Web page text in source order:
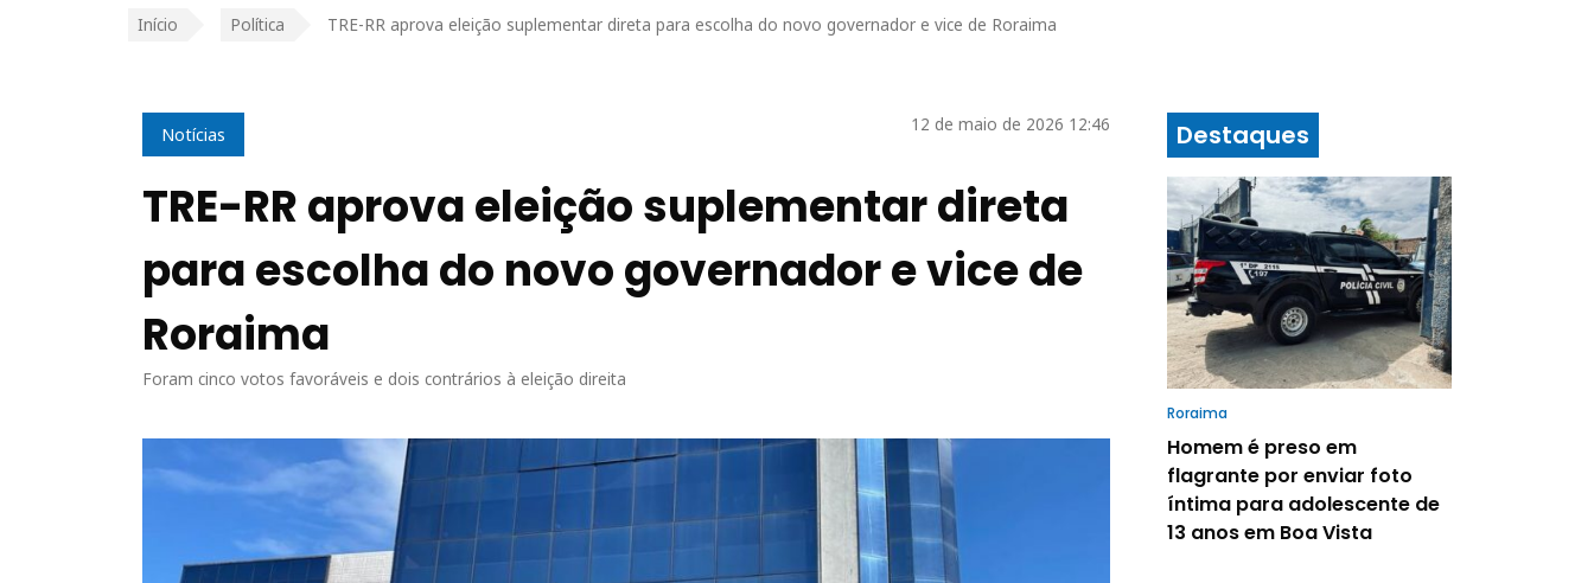
Início Política TRE-RR aprova eleição suplementar direta para escolha do novo governador e vice de Roraima
Notícias 12 de maio de 2026 12:46
TRE-RR aprova eleição suplementar direta
para escolha do novo governador e vice de
Roraima
Foram cinco votos favoráveis e dois contrários à eleição direita
Destaques
Roraima
Homem é preso em
flagrante por enviar foto
íntima para adolescente de
13 anos em Boa Vista